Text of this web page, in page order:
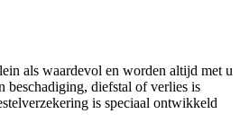
als waardevol en worden altijd met u
beschadiging, diefstal of verlies is
is speciaal ontwikkeld